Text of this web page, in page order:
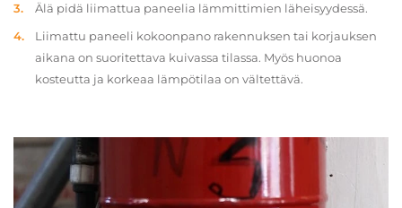
Älä pidä liimattua paneelia lämmittimien läheisyydessä.
Liimattu paneeli kokoonpano rakennuksen tai korjauksen
aikana on suoritettava kuivassa tilassa. Myös huonoa
kosteutta ja korkeaa lämpötilaa on vältettävä.